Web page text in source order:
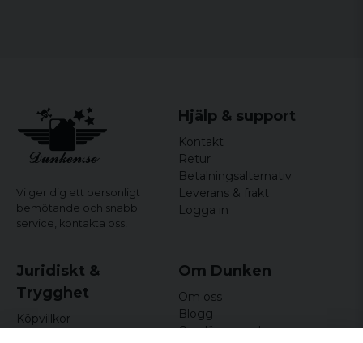
Vi ger dig ett personligt
bemötande och snabb
service, kontakta oss!
Hjälp & support
Kontakt
Retur
Betalningsalternativ
Leverans & frakt
Logga in
Juridiskt &
Trygghet
Köpvillkor
Om Dunken
Om oss
Blogg
Omdömen och